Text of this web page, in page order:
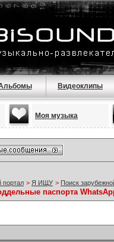
Видеоклипы
Моя музыка
портал > Я ИЩУ > Поиск
паспорта